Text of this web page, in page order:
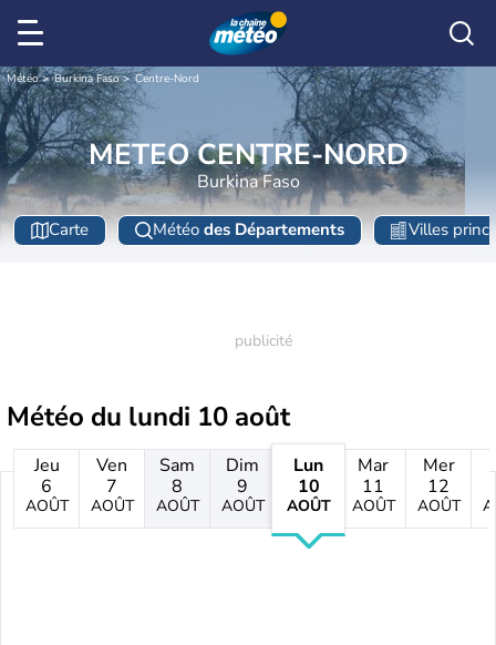
Météo Burkina Faso Centre-Nord
METEO CENTRE-NORD
Burkina Faso
Carte Météo des Départements Villes
Météo du lundi 10 août
Jeu
6
AOÛT
Ven
7
AOÛT
Sam
8
AOÛT
Dim
9
AOÛT
Lun
10
AOÛT
Mar
11
AOÛT
Mer
12
AOÛT